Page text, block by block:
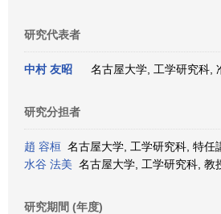
研究代表者
中村 友昭 名古屋大学, 工学研究科,
研究分担者
趙 容桓 名古屋大学, 工学研究科, 特任
水谷 法美 名古屋大学, 工学研究科, 教
研究期間 (年度)